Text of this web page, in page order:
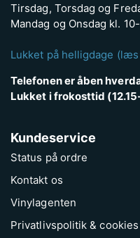
Tirsdag, Torsdag og
Mandag og Onsdag kl.
Lukket på helligdage (læs
Telefonen er åben
Lukket i frokosttid
Kundeservice
Status på ordre
Kontakt os
Vinylagenten
Privatlivspolitik & cookies